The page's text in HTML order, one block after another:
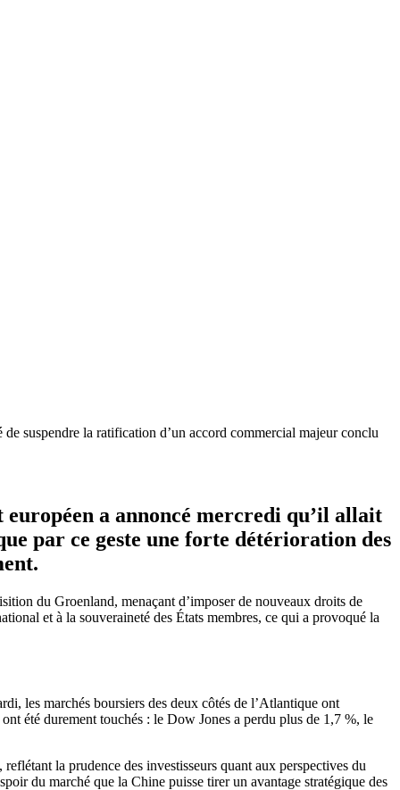
suspendre la ratification d’un accord commercial majeur conclu
a annoncé mercredi qu’il allait
par ce geste une forte détérioration des
du Groenland, menaçant d’imposer de nouveaux droits de
et à la souveraineté des États membres, ce qui a provoqué la
les marchés boursiers des deux côtés de l’Atlantique ont
été durement touchés : le Dow Jones a perdu plus de 1,7 %, le
la prudence des investisseurs quant aux perspectives du
du marché que la Chine puisse tirer un avantage stratégique des